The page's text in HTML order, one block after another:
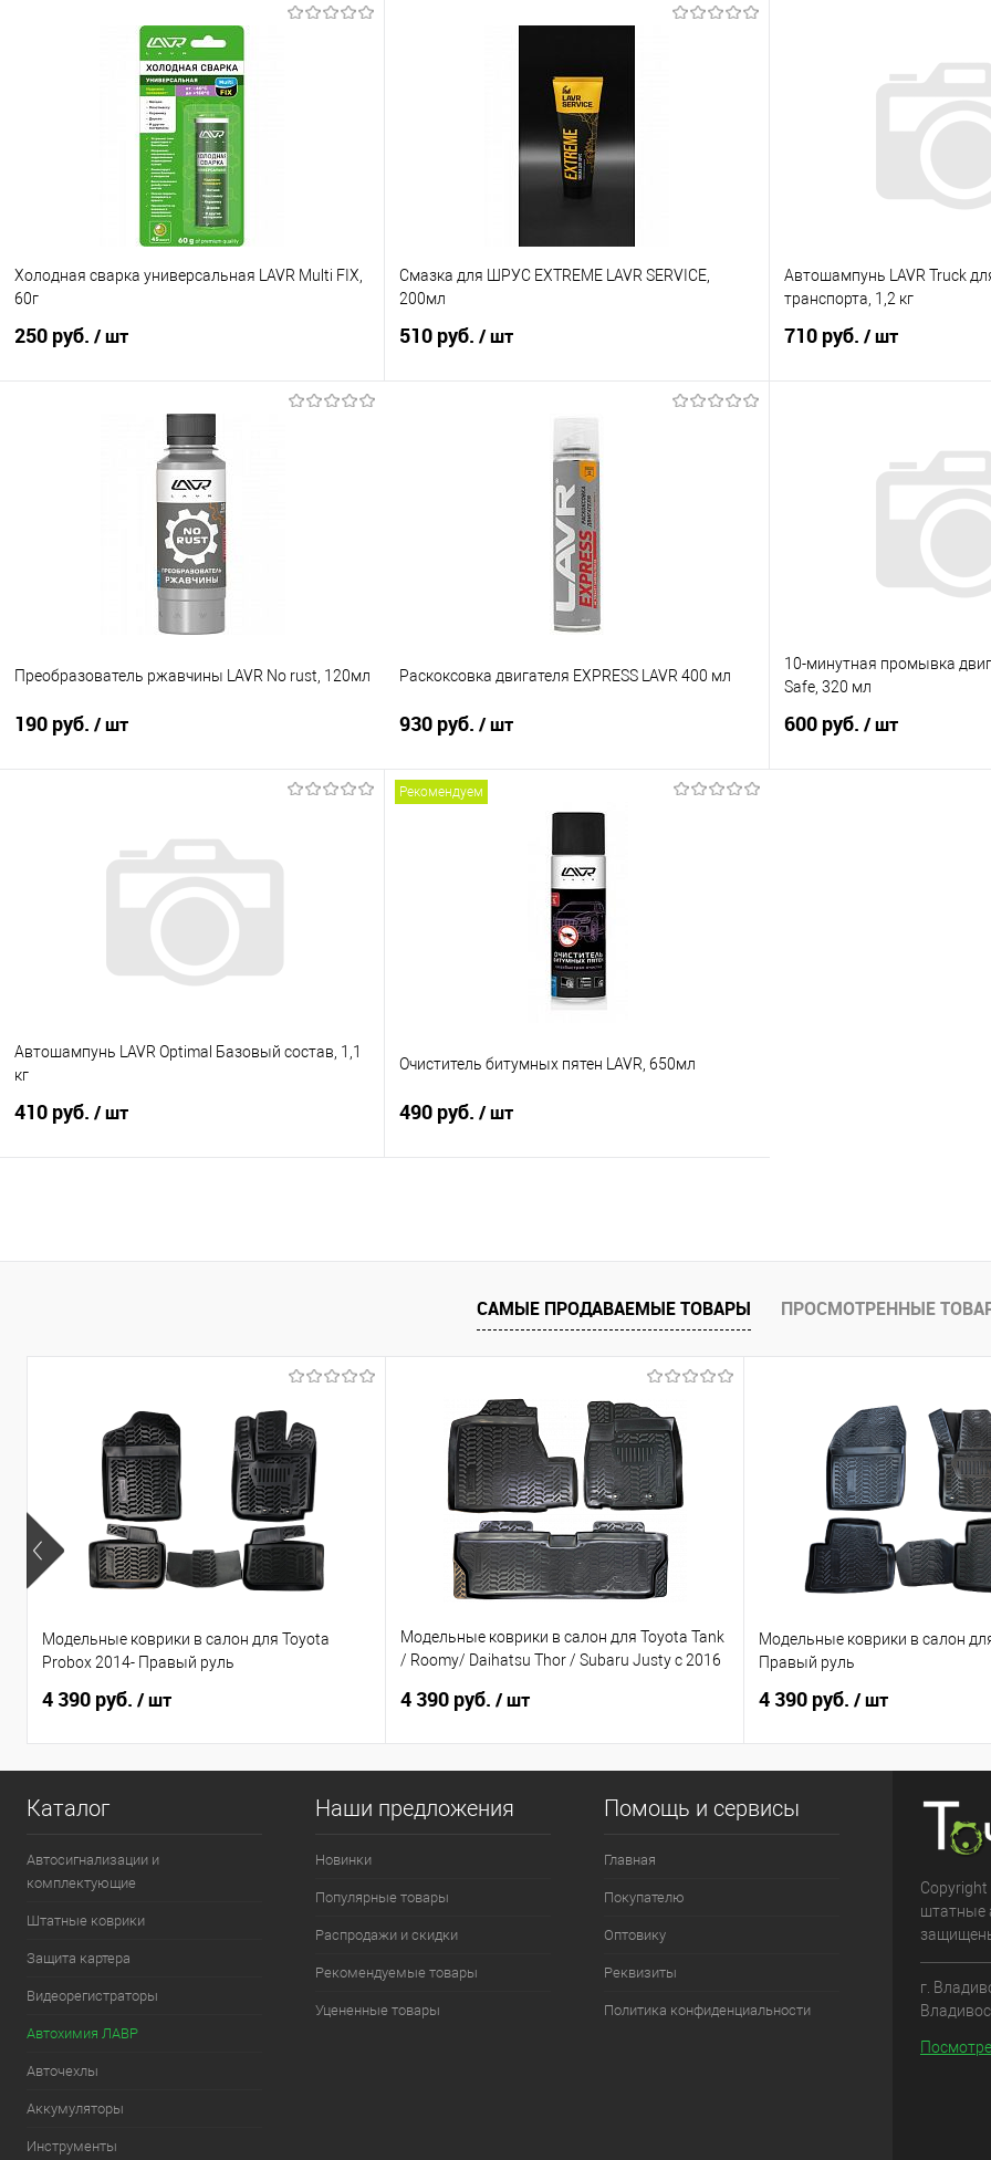
Холодная сварка универсальная LAVR Multi FIX,
60г
250 руб. / шт
Смазка для ШРУС EXTREME LAVR SERVICE,
200мл
510 руб. / шт
Автошампунь LAVR Truck
транспорта, 1,2 кг
710 руб. / шт
Купить в 1 клик
Преобразователь ржавчины LAVR No rust, 120мл
190 руб. / шт
Купить в 1 клик
Сравнение
В наличии
Раскоксовка двигателя EXPRESS LAVR 400 мл
930 руб. / шт
В корзину
10-минутная промывка
Safe, 320 мл
600 руб. / шт
Автошампунь LAVR Optimal Базовый состав, 1,1
кг
410 руб. / шт
Купить в 1 клик
Сравнение
Рекомендуем
Очиститель битумных пятен LAVR, 650мл
490 руб. / шт
Купить в 1 клик
Сравнение
В избранное
В наличии
САМЫЕ ПРОДАВАЕМЫЕ ТОВАРЫ ПРОСМОТРЕННЫЕ
Модельные коврики в салон для Toyota
Probox 2014- Правый руль
4 390 руб. / шт
Модельные коврики в салон для Toyota Tank
/ Roomy/ Daihatsu Thor / Subaru Justy с 2016
4 390 руб. / шт
Модельные коврики в салон
Правый руль
4 390 руб. / шт
Каталог
Автосигнализации и
комплектующие
Штатные коврики
Защита картера
Видеорегистраторы
Автохимия ЛАВР
Авточехлы
Аккумуляторы
Инструменты
Наши предложения
Новинки
Популярные товары
Распродажи и скидки
Рекомендуемые товары
Уцененные товары
Помощь и сервисы
Главная
Покупателю
Оптовику
Реквизиты
Политика конфиденциальности
Copyright
штатные
г.